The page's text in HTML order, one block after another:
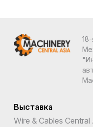
Выставка
Wire & Cables Central